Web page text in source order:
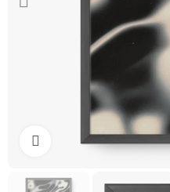
Clique para ampliar